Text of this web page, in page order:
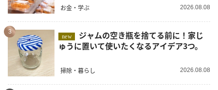
お金・学ぶ 2026.08.08
3
new
ゅうに置いて使いたくなるアイデア3つ。
掃除・暮らし 2026.08.08